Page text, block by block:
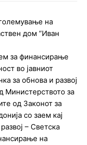
на
дом “Иван
за финансирање
во јавниот
за обнова и развој
Министерството за
од Законот за
со заем кај
– Светска
на